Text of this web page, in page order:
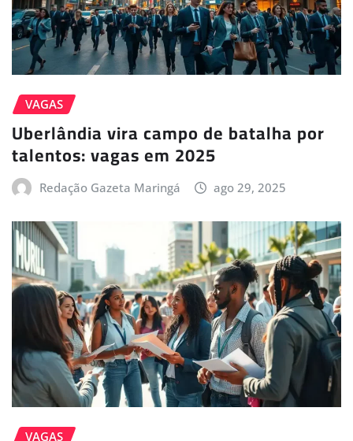
VAGAS
Uberlândia vira campo de batalha por
talentos: vagas em 2025
Redação Gazeta Maringá ago 29, 2025
VAGAS